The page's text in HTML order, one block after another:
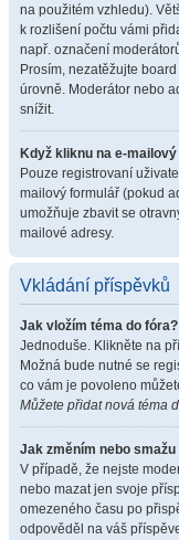
na použitém vzhledu).
k rozlišení počtu vámi
např. označení
Prosím, nezatěžujte
úrovně. Moderátor nebo
snížit.
Když kliknu na e-
Pouze registrovaní
mailový formulář (pokud
umožňuje zbavit se
mailové adresy.
Vkládání příspěvků
Jak vložím téma do fóra?
Jednoduše. Klikněte na
Možná bude nutné se
co vám je povoleno
Můžete přidat nová téma
Jak změním nebo
V případě, že nejste
nebo mazat jen svoje
omezeného času po
odpověděl na váš